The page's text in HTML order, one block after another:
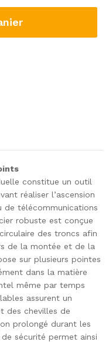
constitue un outil
réaliser l’ascension
de télécommunications
robuste est conçue
des troncs afin
de la montée et de la
sur plusieurs pointes
dans la matière
même par temps
assurent un
des chevilles de
prolongé durant les
sécurité permet ainsi